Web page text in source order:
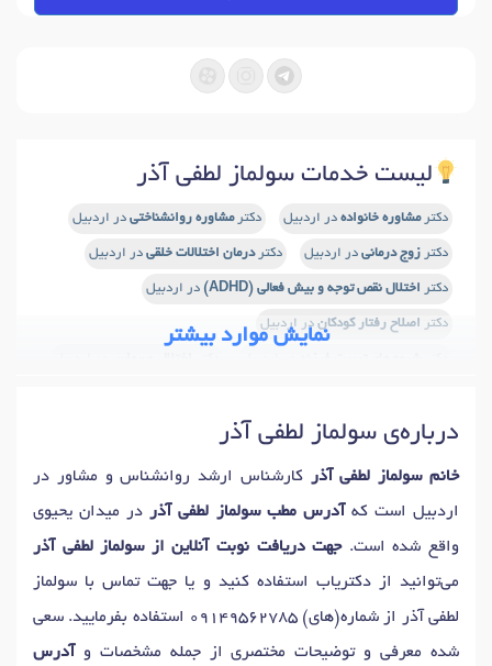
لیست خدمات سولماز لطفی آذر
دکترمشاوره خانواده در اردبیل دکترمشاوره روانشناختی در اردبیل
دکتر زوج درمانی در اردبیل دکتردرمان اختلالات خلقی در اردبیل
دکتر اختلال نقص توجه و بیش فعالی (ADHD) در اردبیل
دکتر اصلاح رفتار کودکان در اردبیل
دکتر آزمون شخصیت در اردبیل دکتر تست پیش از ازدواج
آموزش مهارتهای زندگی
تحریک الکتریکی مغزی (tdcs)
نمایش موارد بیشتر
درباره‌ی سولماز لطفی آذر
خانم سولماز لطفی آذر کارشناس ارشد روانشناس و مشاور در
اردبیل است که آدرس مطب سولماز لطفی آذردر میدان یحیوی
واقع شده است.جهت دریافت نوبت آنلاین از سولماز لطفی آذر
می‌توانید از دکتریاب استفاده کنید و یا جهت تماس با سولماز
لطفی آذر از شماره(های)09149562785 استفاده بفرمایید. سعی
شده معرفی و توضیحات مختصری از جمله مشخصات و آدرس